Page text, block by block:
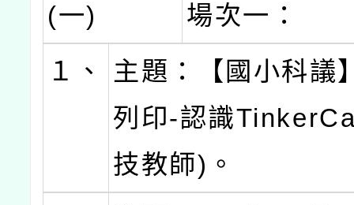
(一)
場次一：
１、
主題：【國小科議
列印-認識
技教師)。